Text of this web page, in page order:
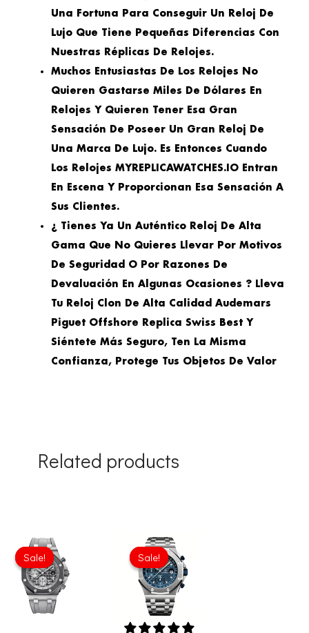
Una Fortuna Para Conseguir Un Reloj De
Lujo Que Tiene Pequeñas Diferencias Con
Nuestras Réplicas De Relojes.
Muchos Entusiastas De Los Relojes No
Quieren Gastarse Miles De Dólares En
Relojes Y Quieren Tener Esa Gran
Sensación De Poseer Un Gran Reloj De
Una Marca De Lujo. Es Entonces Cuando
Los Relojes MYREPLICAWATCHES.IO Entran
En Escena Y Proporcionan Esa Sensación A
Sus Clientes.
¿ Tienes Ya Un Auténtico Reloj De Alta
Gama Que No Quieres Llevar Por Motivos
De Seguridad O Por Razones De
Devaluación En Algunas Ocasiones ? Lleva
Tu Reloj Clon De Alta Calidad Audemars
Piguet Offshore Replica Swiss Best Y
Siéntete Más Seguro, Ten La Misma
Confianza, Protege Tus Objetos De Valor
Related products
Sale!
Sale! Sale!
Sale!
Original
price
was:
£1,032.00.